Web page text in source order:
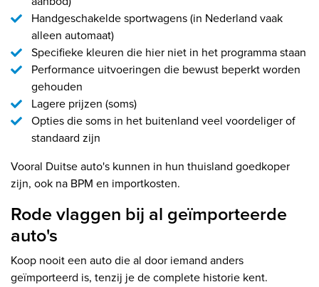
Handgeschakelde sportwagens (in Nederland vaak
alleen automaat)
Specifieke kleuren die hier niet in het programma staan
Performance uitvoeringen die bewust beperkt worden
gehouden
Lagere prijzen (soms)
Opties die soms in het buitenland veel voordeliger of
standaard zijn
Vooral Duitse auto's kunnen in hun thuisland goedkoper
zijn, ook na BPM en importkosten.
Rode vlaggen bij al geïmporteerde
auto's
Koop nooit een auto die al door iemand anders
geïmporteerd is, tenzij je de complete historie kent.